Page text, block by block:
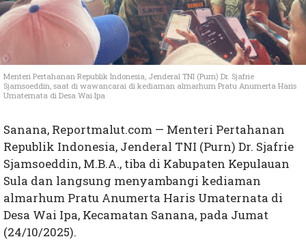
Menteri Pertahanan Republik Indonesia, Jenderal TNI (Purn) Dr. Sjafrie
Sjamsoeddin, saat di wawancarai di kediaman almarhum Pratu Anumerta Haris
Umaternata di Desa Wai Ipa
Sanana, Reportmalut.com — Menteri Pertahanan
Republik Indonesia, Jenderal TNI (Purn) Dr. Sjafrie
Sjamsoeddin, M.B.A., tiba di Kabupaten Kepulauan
Sula dan langsung menyambangi kediaman
almarhum Pratu Anumerta Haris Umaternata di
Desa Wai Ipa, Kecamatan Sanana, pada Jumat
(24/10/2025).